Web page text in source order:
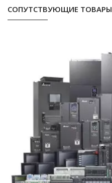
СОПУТСТВУЮЩИЕ ТОВАРЫ